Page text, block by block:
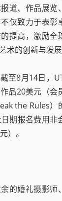
道、作品展览
仅致力于表彰
提高，激励全
术的创新与发展
至8月14日，
品20美元（会
the Rules）
期报名费用非
）。
的婚礼摄影师